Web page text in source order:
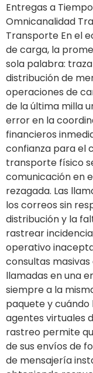
Entregas a
Omnicanalidad
Transporte En el
de carga, la
sola palabra:
distribución de
operaciones de
de la última milla
error en la
financieros
confianza para el
transporte físico
comunicación en
rezagada. Las
los correos sin
distribución y la
rastrear
operativo
consultas
llamadas en una
siempre a la
paquete y cuándo
agentes virtuales
rastreo permite
de sus envíos de
de mensajería